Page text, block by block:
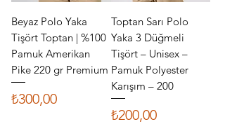
Beyaz Polo Yaka
Tişört Toptan | %100
Pamuk Amerikan
Pike 220 gr Premium
Fiyat
₺300,00
Toptan Sarı Polo
Yaka 3 Düğmeli
Tişört – Unisex –
Pamuk Polyester
Karışım – 200
Fiyat
₺200,00